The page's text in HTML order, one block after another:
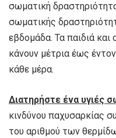
σωματική
σωματικής
εβδομάδα. Τα παιδιά και
κάνουν μέτρια έως
κάθε μέρα.
Διατηρήστε ένα υγιές
κινδύνου παχυσαρκίας
του αριθμού των